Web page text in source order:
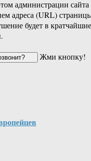
администрации сайта
адреса (URL)
будет в кратчайшие
Жми кнопку!